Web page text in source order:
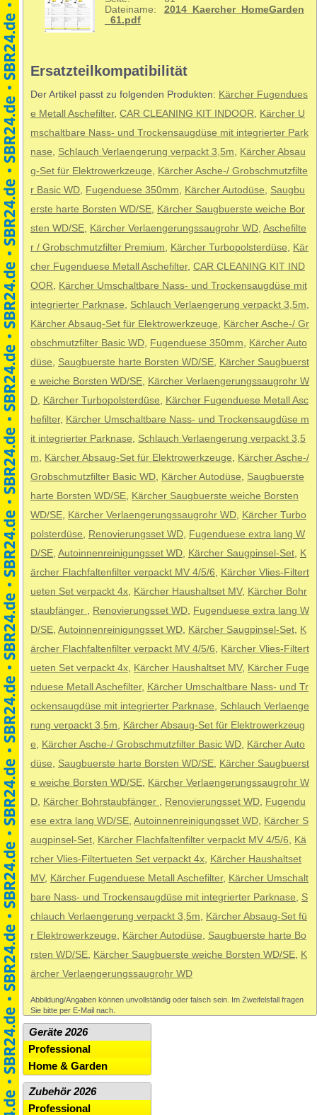
Dateiname:
2014_Kaercher_HomeGarden
_61.pdf
Ersatzteilkompatibilität
Der Artikel passt zu folgenden Produkten: Kärcher Fugendues
e Metall Aschefilter, CAR CLEANING KIT INDOOR
Kärcher U
mschaltbare Nass- und Trockensaugdüse mit integrierter Park
nase
Schlauch Verlaengerung verpackt 3,5m
Kärcher Absau
g-Set für Elektrowerkzeuge
Kärcher Asche-/ Grobschmutzfilte
r Basic WD Fugenduese 350mm Kärcher Autodüse
Saugbu
erste harte Borsten WD/SE Kärcher Saugbuerste weiche Bor
sten WD/SE Kärcher Verlaengerungssaugrohr WD Aschefilte
r / Grobschmutzfilter Premium
Kärcher Turbopolsterdüse
Kär
cher Fugenduese Metall Aschefilter, CAR CLEANING KIT IND
OOR
Kärcher Umschaltbare Nass- und Trockensaugdüse mit
integrierter Parknase
Schlauch Verlaengerung verpackt 3,5m
Kärcher Absaug-Set für Elektrowerkzeuge
Kärcher Asche-/ Gr
obschmutzfilter Basic WD Fugenduese 350mm
Kärcher Auto
düse
Saugbuerste harte Borsten WD/SE Kärcher Saugbuerst
e weiche Borsten WD/SE Kärcher Verlaengerungssaugrohr W
D Kärcher Turbopolsterdüse
Kärcher Fugenduese Metall Asc
hefilter, Kärcher Umschaltbare Nass- und Trockensaugdüse m
it integrierter Parknase
Schlauch Verlaengerung verpackt 3,5
m
Kärcher Absaug-Set für Elektrowerkzeuge
Kärcher Asche-/
Grobschmutzfilter Basic WD Kärcher Autodüse
Saugbuerste
harte Borsten WD/SE Kärcher Saugbuerste weiche Borsten
WD/SE Kärcher Verlaengerungssaugrohr WD Kärcher Turbo
polsterdüse
Renovierungsset WD Fugenduese extra lang W
D/SE Autoinnenreinigungsset WD Kärcher Saugpinsel-Set K
ärcher Flachfaltenfilter verpackt MV 4/5/6
Kärcher Vlies-Filtert
ueten Set verpackt 4x Kärcher Haushaltset MV, Kärcher Bohr
staubfänger
Renovierungsset WD Fugenduese extra lang W
D/SE Autoinnenreinigungsset WD Kärcher Saugpinsel-Set K
ärcher Flachfaltenfilter verpackt MV 4/5/6
Kärcher Vlies-Filtert
ueten Set verpackt 4x Kärcher Haushaltset MV, Kärcher Fuge
nduese Metall Aschefilter, Kärcher Umschaltbare Nass- und Tr
ockensaugdüse mit integrierter Parknase
Schlauch Verlaenge
rung verpackt 3,5m
Kärcher Absaug-Set für Elektrowerkzeug
e
Kärcher Asche-/ Grobschmutzfilter Basic WD Kärcher Auto
düse
Saugbuerste harte Borsten WD/SE Kärcher Saugbuerst
e weiche Borsten WD/SE Kärcher Verlaengerungssaugrohr W
D Kärcher Bohrstaubfänger Renovierungsset WD Fugendu
ese extra lang WD/SE Autoinnenreinigungsset WD Kärcher S
augpinsel-Set Kärcher Flachfaltenfilter verpackt MV 4/5/6
Kä
rcher Vlies-Filtertueten Set verpackt 4x Kärcher Haushaltset
MV, Kärcher Fugenduese Metall Aschefilter, Kärcher Umschalt
bare Nass- und Trockensaugdüse mit integrierter Parknase
S
chlauch Verlaengerung verpackt 3,5m
Kärcher Absaug-Set fü
r Elektrowerkzeuge
Kärcher Autodüse
Saugbuerste harte Bo
rsten WD/SE Kärcher Saugbuerste weiche Borsten WD/SE K
ärcher Verlaengerungssaugrohr WD
Abbildung/Angaben können unvollständig oder falsch sein. Im Zweifelsfall fragen
Sie bitte per E-Mail nach.
Geräte 2026
Professional
Home & Garden
Zubehör 2026
Professional